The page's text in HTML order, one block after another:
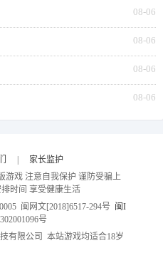
08-06
08-06
08-06
08-06
家长监护
游戏 注意自我保护 谨防受骗上
时间 享受健康生活
闽网文[2018]6517-294号 闽I
号
有限公司 本站游戏均适合18岁